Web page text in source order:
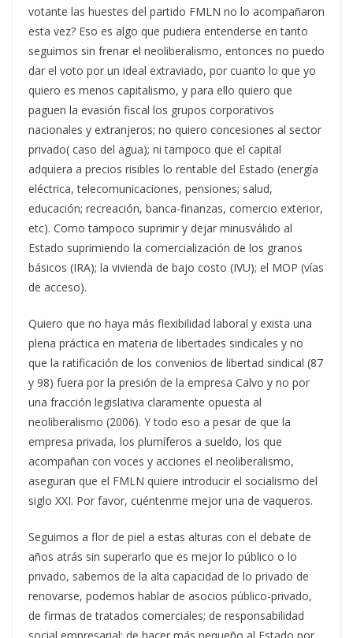
votante las huestes del partido FMLN no lo acompañaron
esta vez? Eso es algo que pudiera entenderse en tanto
seguimos sin frenar el neoliberalismo, entonces no puedo
dar el voto por un ideal extraviado, por cuanto lo que yo
quiero es menos capitalismo, y para ello quiero que
paguen la evasión fiscal los grupos corporativos
nacionales y extranjeros; no quiero concesiones al sector
privado( caso del agua); ni tampoco que el capital
adquiera a precios risibles lo rentable del Estado (energía
eléctrica, telecomunicaciones, pensiones; salud,
educación; recreación, banca-finanzas, comercio exterior,
etc). Como tampoco suprimir y dejar minusválido al
Estado suprimiendo la comercialización de los granos
básicos (IRA); la vivienda de bajo costo (IVU); el MOP (vías
de acceso).
Quiero que no haya más flexibilidad laboral y exista una
plena práctica en materia de libertades sindicales y no
que la ratificación de los convenios de libertad sindical (87
y 98) fuera por la presión de la empresa Calvo y no por
una fracción legislativa claramente opuesta al
neoliberalismo (2006). Y todo eso a pesar de que la
empresa privada, los plumíferos a sueldo, los que
acompañan con voces y acciones el neoliberalismo,
aseguran que el FMLN quiere introducir el socialismo del
siglo XXI. Por favor, cuéntenme mejor una de vaqueros.
Seguimos a flor de piel a estas alturas con el debate de
años atrás sin superarlo que es mejor lo público o lo
privado, sabemos de la alta capacidad de lo privado de
renovarse, podemos hablar de asocios público-privado,
de firmas de tratados comerciales; de responsabilidad